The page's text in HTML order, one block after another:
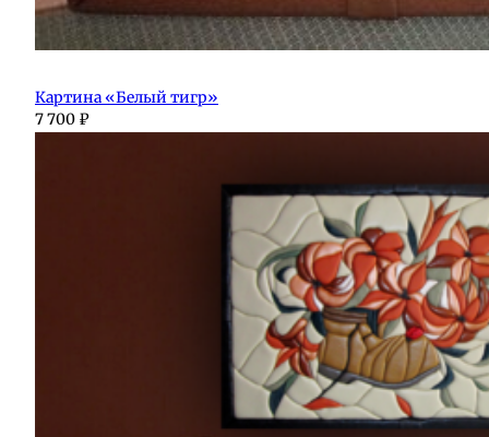
Картина «Белый тигр»
7 700 ₽